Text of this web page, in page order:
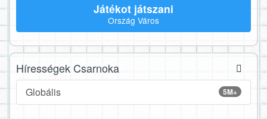
Játékot játszani
Ország Város
Hírességek Csarnoka
5M+
Globális